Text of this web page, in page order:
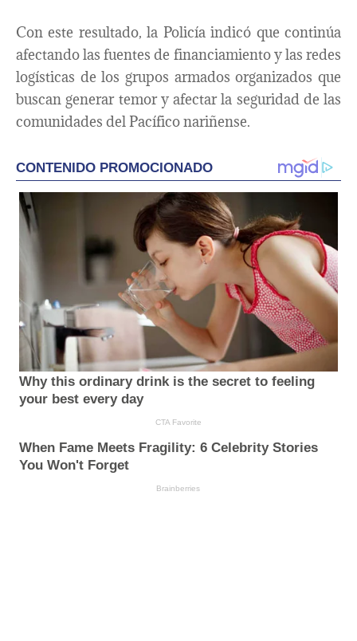
Con este resultado, la Policía indicó que continúa
afectando las fuentes de financiamiento y las redes
logísticas de los grupos armados organizados que
buscan generar temor y afectar la seguridad de las
comunidades del Pacífico nariñense.